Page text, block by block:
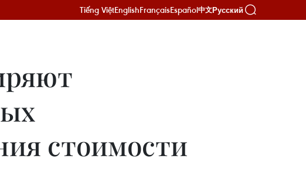
Tiếng ViệtEnglishFrançaisEspañol中文Русский
стоимости